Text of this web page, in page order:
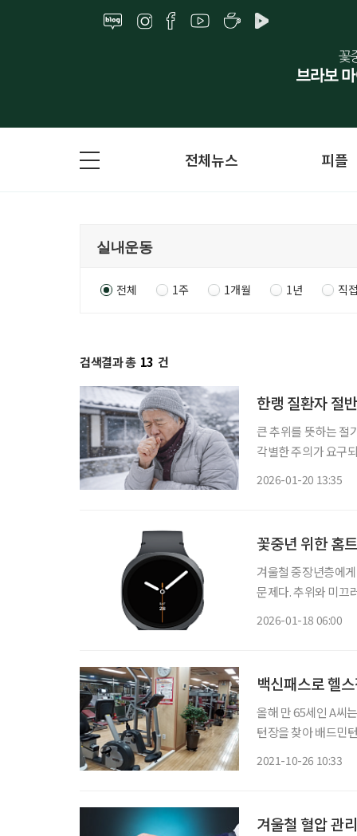
전체뉴스 피플
전체 1주 1개월 1년 직
검색결과 총 13 건
한랭 질환자 절
큰 추위를 뜻하는 절
각별한 주의가 요구
2026-01-20 13:35
꽃중년 위한 홈
겨울철 중장년층에
문제다. 추위와 미끄
2026-01-18 06:00
백신패스로 헬
올해 만 65세인 A씨
턴장을 찾아 배드민
2021-10-26 10:33
겨울철 혈압 관